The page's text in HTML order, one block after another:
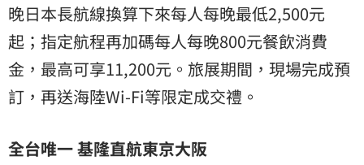
晚日本長航線換算下來每人每晚最低2,500元
起；指定航程再加碼每人每晚800元餐飲消費
金，最高可享11,200元。旅展期間，現場完成預
訂，再送海陸Wi-Fi等限定成交禮。
全台唯一 基隆直航東京大阪